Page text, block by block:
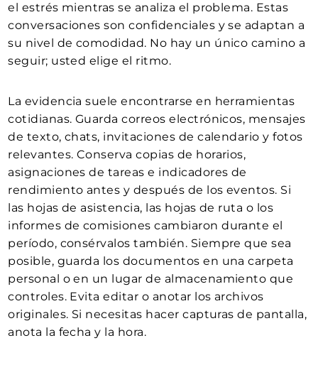
el estrés mientras se analiza el problema. Estas
conversaciones son confidenciales y se adaptan a
su nivel de comodidad. No hay un único camino a
seguir; usted elige el ritmo.
La evidencia suele encontrarse en herramientas
cotidianas. Guarda correos electrónicos, mensajes
de texto, chats, invitaciones de calendario y fotos
relevantes. Conserva copias de horarios,
asignaciones de tareas e indicadores de
rendimiento antes y después de los eventos. Si
las hojas de asistencia, las hojas de ruta o los
informes de comisiones cambiaron durante el
período, consérvalos también. Siempre que sea
posible, guarda los documentos en una carpeta
personal o en un lugar de almacenamiento que
controles. Evita editar o anotar los archivos
originales. Si necesitas hacer capturas de pantalla,
anota la fecha y la hora.